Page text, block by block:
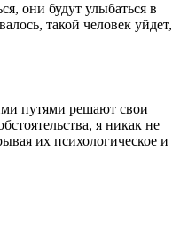
они будут улыбаться в
такой человек уйдет,
путями решают свои
я никак не
их психологическое и